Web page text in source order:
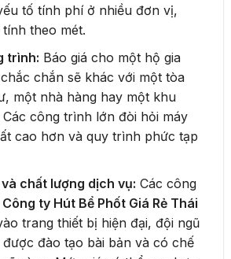
tố tính phí ở nhiều đơn vị,
theo mét.
trình: Báo giá cho một hộ gia
chắn sẽ khác với một tòa
một nhà hàng hay một khu
công trình lớn đòi hỏi máy
cao hơn và quy trình phức tạp
chất lượng dịch vụ: Các công
Công ty Hút Bể Phốt Giá Rẻ Thái
trang thiết bị hiện đại, đội ngũ
đào tạo bài bản và có chế